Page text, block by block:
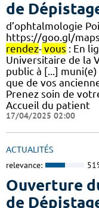
de
d’ophtalmologie
https://goo.gl/
rendez- vous : En
Universitaire de la
public à [...]
que de vos
Prenez soin de
Accueil du patient
17/04/2025 02:00
ACTUALITÉS
relevance:
Ouverture
de